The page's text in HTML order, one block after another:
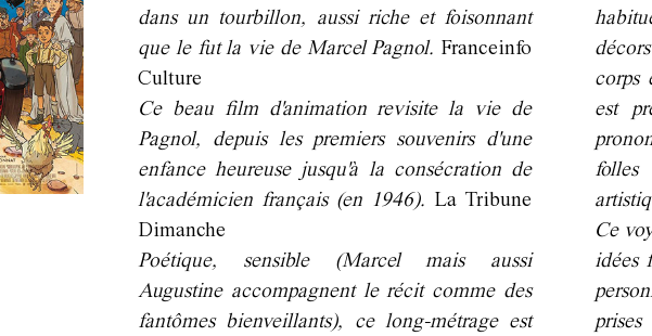
dans un tourbillon, aussi riche et foisonnant
que le fut la vie de Marcel Pagnol. Franceinfo
Culture
Ce beau film d'animation revisite la vie de
Pagnol, depuis les premiers souvenirs d'une
enfance heureuse jusqu'à la consécration de
l'académicien français (en 1946). La Tribune
Dimanche
Poétique, sensible (Marcel mais aussi
Augustine accompagnent le récit comme des
fantômes bienveillants), ce long-métrage est
corps
est
folles
Ce
idées